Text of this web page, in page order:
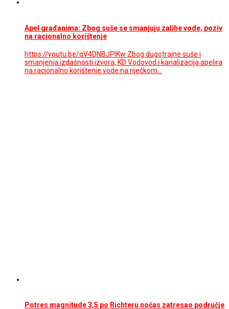
Apel građanima: Zbog suše se smanjuju zalihe vode, poziv
na racionalno korištenje
https://youtu.be/qV4DNBJPlKw Zbog dugotrajne suše i
smanjenja izdašnosti izvora, KD Vodovod i kanalizacija apelira
na racionalno korištenje vode na riječkom…
Potres magnitude 3,5 po Richteru noćas zatresao područje